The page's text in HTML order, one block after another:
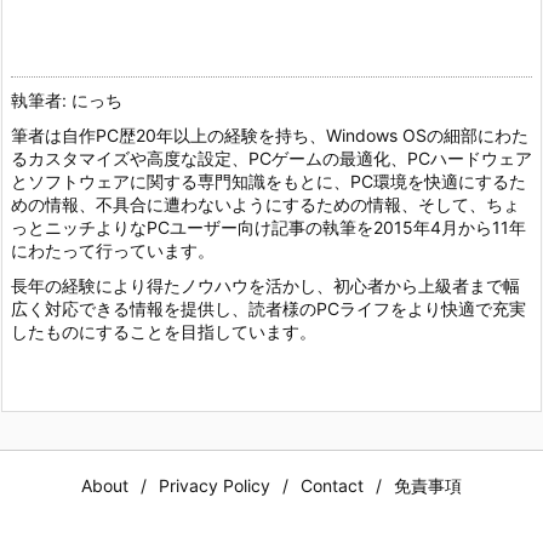
執筆者: にっち
筆者は自作PC歴20年以上の経験を持ち、Windows OSの細部にわた
るカスタマイズや高度な設定、PCゲームの最適化、PCハードウェア
とソフトウェアに関する専門知識をもとに、PC環境を快適にするた
めの情報、不具合に遭わないようにするための情報、そして、ちょ
っとニッチよりなPCユーザー向け記事の執筆を2015年4月から11年
にわたって行っています。
長年の経験により得たノウハウを活かし、初心者から上級者まで幅
広く対応できる情報を提供し、読者様のPCライフをより快適で充実
したものにすることを目指しています。
About Privacy Policy Contact 免責事項